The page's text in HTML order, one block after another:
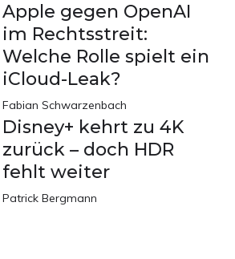
Apple gegen OpenAI
im Rechtsstreit:
Welche Rolle spielt ein
iCloud-Leak?
Fabian Schwarzenbach
Disney+ kehrt zu 4K
zurück – doch HDR
fehlt weiter
Patrick Bergmann